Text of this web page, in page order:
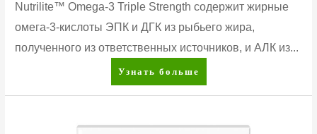
Nutrilite™ Omega-3 Triple Strength содержит жирные
омега-3-кислоты ЭПК и ДГК из рыбьего жира,
полученного из ответственных источников, и АЛК из...
Nutrilite™
Omega-
Узнать больше